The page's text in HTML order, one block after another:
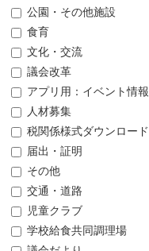
公園・その他施設
食育
文化・交流
議会改革
アプリ用：イベント情報
人材募集
税関係様式ダウンロード
届出・証明
その他
交通・道路
児童クラブ
学校給食共同調理場